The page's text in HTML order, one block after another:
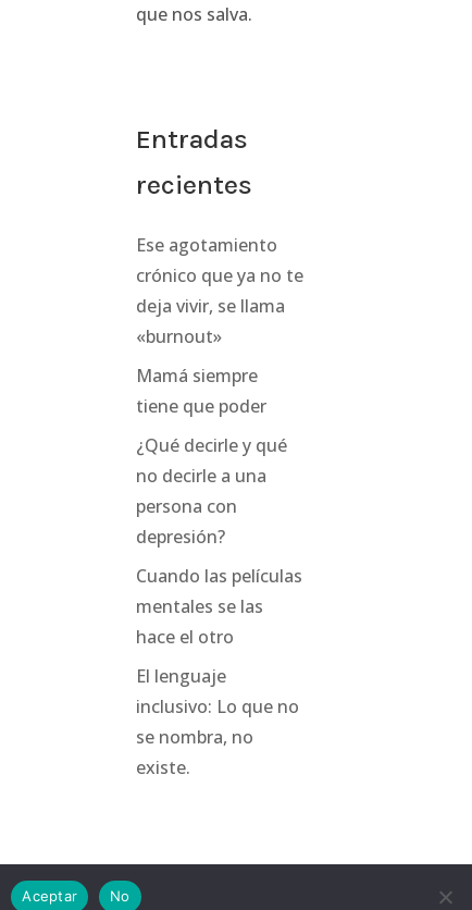
que nos salva.
Entradas
recientes
Ese agotamiento
crónico que ya no te
deja vivir, se llama
«burnout»
Mamá siempre
tiene que poder
¿Qué decirle y qué
no decirle a una
persona con
depresión?
Cuando las películas
mentales se las
hace el otro
El lenguaje
inclusivo: Lo que no
se nombra, no
existe.
Aceptar No